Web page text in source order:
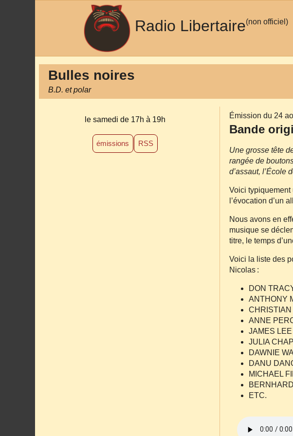
Radio Libertaire(non officiel)
Bulles noires
B.D. et polar
le samedi de 17h à 19h
émissions RSS
Émission du 24
Bande
Une grosse tête
rangée de
d’assaut, l’École
Voici typiquement
l’évocation d’un
Nous avons en
musique se
titre, le temps
Voici la liste des
Nicolas :
DON
ANTHONY
CHRISTIAN
ANNE
JAMES
JULIA
DAWNIE
DANU
MICHAEL
ETC.